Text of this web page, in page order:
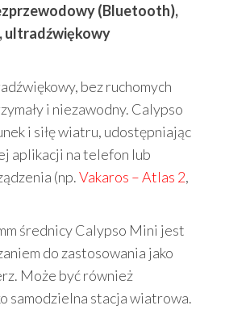
(Bluetooth),
ultradźwiękowy
bez ruchomych
i niezawodny. Calypso
i siłę wiatru, udostępniając
aplikacji na telefon lub
(np.Vakaros – Atlas 2,
średnicy Calypso Mini jest
do zastosowania jako
Może być również
samodzielna stacja wiatrowa.